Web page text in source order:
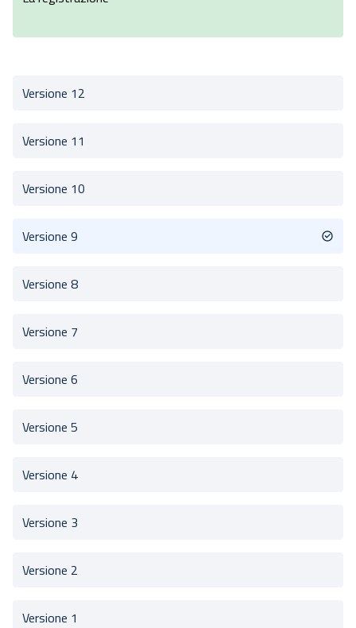
Versione 12
Versione 11
Versione 10
Versione 9
Versione 8
Versione 7
Versione 6
Versione 5
Versione 4
Versione 3
Versione 2
Versione 1